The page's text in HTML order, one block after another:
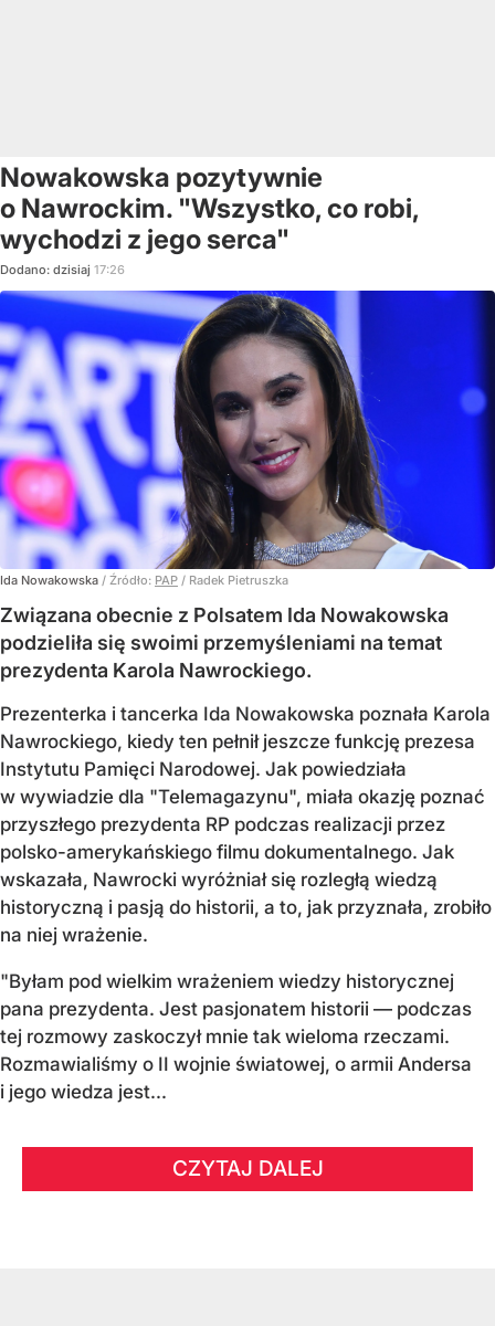
Nowakowska pozytywnie
o Nawrockim. "Wszystko, co robi,
wychodzi z jego serca"
Dodano: dzisiaj 17:26
Ida Nowakowska / Źródło: PAP / Radek Pietruszka
Związana obecnie z Polsatem Ida Nowakowska
podzieliła się swoimi przemyśleniami na temat
prezydenta Karola Nawrockiego.
Prezenterka i tancerka Ida Nowakowska poznała Karola
Nawrockiego, kiedy ten pełnił jeszcze funkcję prezesa
Instytutu Pamięci Narodowej. Jak powiedziała
w wywiadzie dla "Telemagazynu", miała okazję poznać
przyszłego prezydenta RP podczas realizacji przez
polsko-amerykańskiego filmu dokumentalnego. Jak
wskazała, Nawrocki wyróżniał się rozległą wiedzą
historyczną i pasją do historii, a to, jak przyznała, zrobiło
na niej wrażenie.
"Byłam pod wielkim wrażeniem wiedzy historycznej
pana prezydenta. Jest pasjonatem historii — podczas
tej rozmowy zaskoczył mnie tak wieloma rzeczami.
Rozmawialiśmy o II wojnie światowej, o armii Andersa
i jego wiedza jest...
CZYTAJ DALEJ